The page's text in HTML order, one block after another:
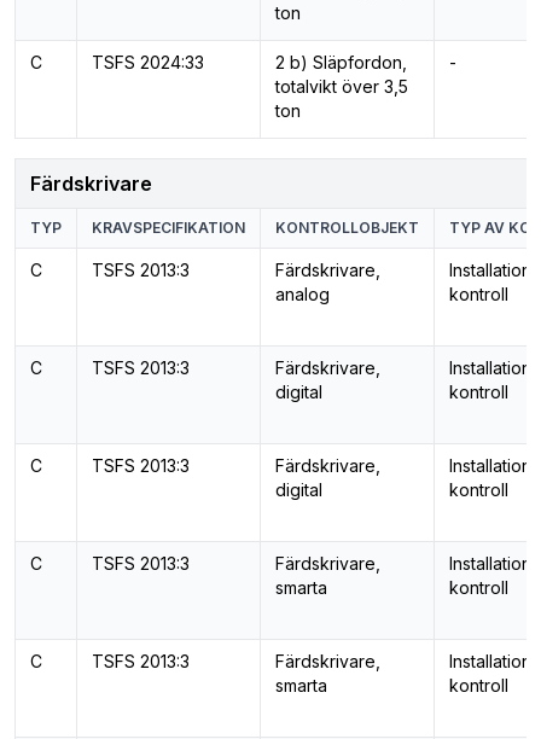
ton
C TSFS 2024:33
2 b) Släpfordon,
totalvikt över 3,5
ton
-
Färdskrivare
TYP KRAVSPECIFIKATION KONTROLLOBJEKT TYP AV
C TSFS 2013:3
Färdskrivare,
analog
kontroll
C TSFS 2013:3
Färdskrivare,
digital
kontroll
C TSFS 2013:3
Färdskrivare,
digital
kontroll
C TSFS 2013:3
Färdskrivare,
smarta
kontroll
C TSFS 2013:3
Färdskrivare,
smarta
kontroll